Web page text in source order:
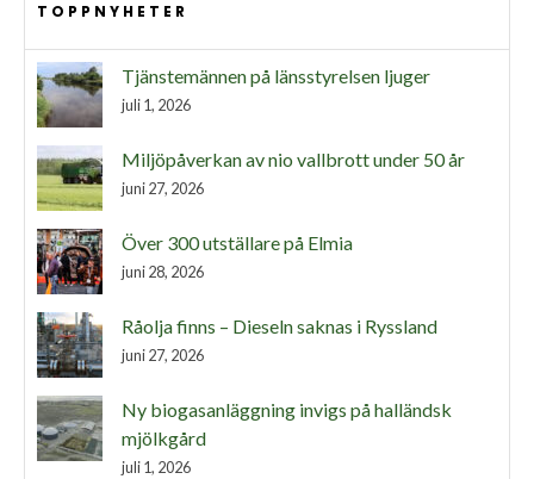
TOPPNYHETER
Tjänstemännen på länsstyrelsen ljuger
juli 1, 2026
Miljöpåverkan av nio vallbrott under 50 år
juni 27, 2026
Över 300 utställare på Elmia
juni 28, 2026
Råolja finns – Dieseln saknas i Ryssland
juni 27, 2026
Ny biogasanläggning invigs på halländsk
mjölkgård
juli 1, 2026